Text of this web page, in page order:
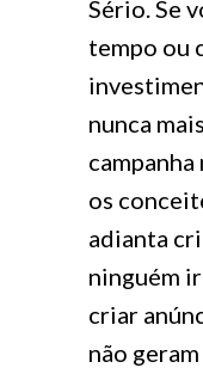
Sério. Se
tempo ou
nunca
os
adianta
ninguém
criar
não